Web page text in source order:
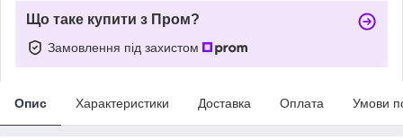
Що таке купити з Пром?
Замовлення під захистом
Опис Характеристики Доставка Оплата Умови